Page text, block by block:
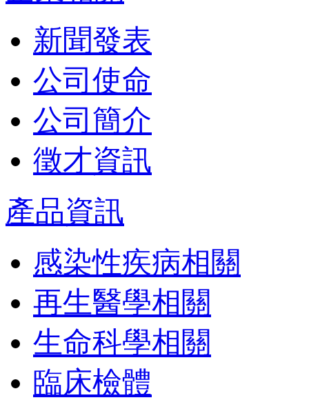
新聞發表
公司使命
公司簡介
徵才資訊
產品資訊
感染性疾病相關
再生醫學相關
生命科學相關
臨床檢體